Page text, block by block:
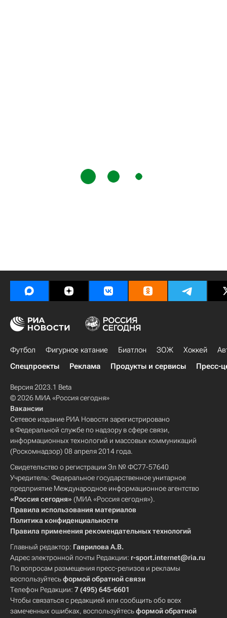
Футбол Фигурное катание Биатлон ЗОЖ Хоккей
Спецпроекты
Реклама Продукты и сервисы Пресс-
Версия 2023.1 Beta
© 2026 МИА «Россия сегодня»
Вакансии
Сетевое издание РИА Новости зарегистрировано
в Федеральной службе по надзору в сфере связи,
информационных технологий и массовых коммуникаций
(Роскомнадзор) 08 апреля 2014 года.
Свидетельство о регистрации Эл № ФС77-57640
Учредитель: Федеральное государственное унитарное
предприятие Международное информационное агентство
«Россия сегодня» (МИА «Россия сегодня»).
Правила использования материалов
Политика конфиденциальности
Правила применения рекомендательных технологий
Главный редактор: Гаврилова А.В.
Адрес электронной почты Редакции: r-sport.internet@ria.ru
По вопросам размещения пресс-релизов и рекламы
воспользуйтесьформой обратной связи
Телефон Редакции: 7 (495) 645-6601
Чтобы связаться с редакцией или сообщить обо всех
замеченных ошибках, воспользуйтесьформой обратной